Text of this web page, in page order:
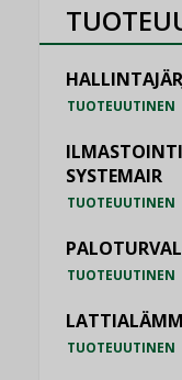
TUOTEUUTINEN
SYSTEMAIR
TUOTEUUTINEN
TUOTEUUTINEN
TUOTEUUTINEN